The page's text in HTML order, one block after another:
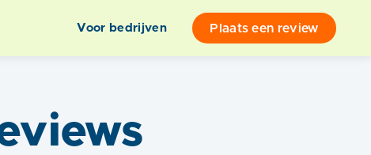
Voor bedrijven Plaats een review